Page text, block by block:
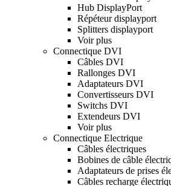
Hub DisplayPort
Répéteur displayport
Splitters displayport
Voir plus
Connectique DVI
Câbles DVI
Rallonges DVI
Adaptateurs DVI
Convertisseurs DVI
Switchs DVI
Extendeurs DVI
Voir plus
Connectique Electrique
Câbles électriques
Bobines de câble
Adaptateurs de prises
Câbles recharge